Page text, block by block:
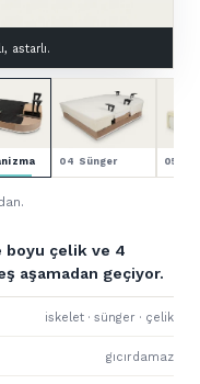
boyu çelik ve 4
aşamadan geçiyor.
iskelet · sünger · çelik
gıcırdamaz
04 Sünger 05 Kol